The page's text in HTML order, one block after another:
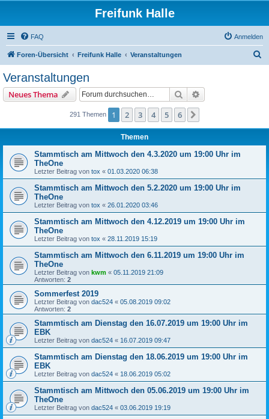
Freifunk Halle
FAQ Anmelden
Foren-Übersicht Freifunk Halle Veranstaltungen
Veranstaltungen
Neues Thema Suche
291 Themen 1 2 3 4 5 6
Themen
Stammtisch am Mittwoch den 4.3.2020 um 19:00 Uhr im
TheOne
Letzter Beitrag von tox « 01.03.2020 06:38
Stammtisch am Mittwoch den 5.2.2020 um 19:00 Uhr im
TheOne
Letzter Beitrag von tox « 26.01.2020 03:46
Stammtisch am Mittwoch den 4.12.2019 um 19:00 Uhr im
TheOne
Letzter Beitrag von tox « 28.11.2019 15:19
Stammtisch am Mittwoch den 6.11.2019 um 19:00 Uhr im
TheOne
Letzter Beitrag von kwm « 05.11.2019 21:09
Antworten: 2
Sommerfest 2019
Letzter Beitrag von dac524 « 05.08.2019 09:02
Antworten: 2
Stammtisch am Dienstag den 16.07.2019 um 19:00 Uhr im
EBK
Letzter Beitrag von dac524 « 16.07.2019 09:47
Stammtisch am Dienstag den 18.06.2019 um 19:00 Uhr im
EBK
Letzter Beitrag von dac524 « 18.06.2019 05:02
Stammtisch am Mittwoch den 05.06.2019 um 19:00 Uhr im
TheOne
Letzter Beitrag von dac524 « 03.06.2019 19:19